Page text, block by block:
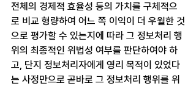
전체의 경제적 효율성 등의 가치를 구체적으
로 비교 형량하여 어느 쪽 이익이 더 우월한 것
으로 평가할 수 있는지에 따라 그 정보처리 행
위의 최종적인 위법성 여부를 판단하여야 하
고, 단지 정보처리자에게 영리 목적이 있었다
는 사정만으로 곧바로 그 정보처리 행위를 위